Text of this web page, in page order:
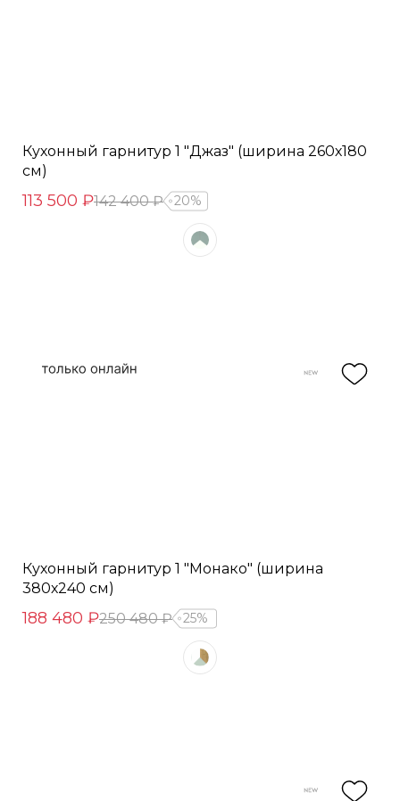
Кухонный гарнитур 1 "Джаз" (ширина 260х180
см)
113 500 ₽142 400 ₽ 20%
Кухонный гарнитур 1 "Монако" (ширина
380х240 см)
188 480 ₽250 480 ₽ 25%